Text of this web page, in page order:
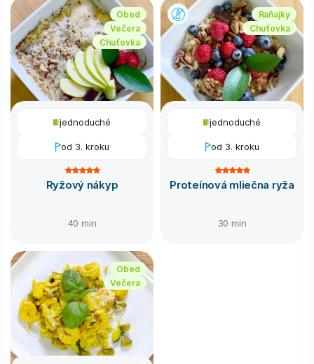
Obed
Večera
Chuťovka
jednoduché
od 3. kroku
Ryžový nákyp
40 min
Raňajky
Chuťovka
jednoduché
od 3. kroku
Proteínová mliečna ryža
30 min
Obed
Večera